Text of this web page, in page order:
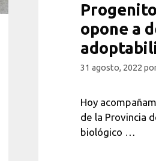
opone a
31 agosto, 2022
Hoy
de la Provincia
biológico …